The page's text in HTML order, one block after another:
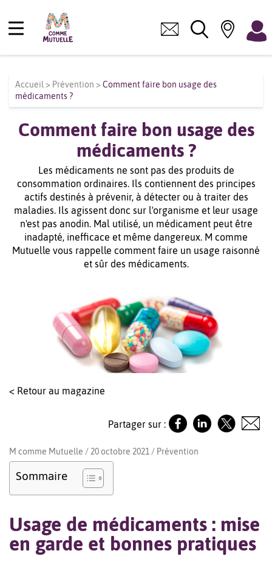
Accueil > Prévention > Comment faire bon usage des
médicaments ?
Comment faire bon usage des
médicaments ?
Les médicaments ne sont pas des produits de
consommation ordinaires. Ils contiennent des principes
actifs destinés à prévenir, à détecter ou à traiter des
maladies. Ils agissent donc sur l'organisme et leur usage
n'est pas anodin. Mal utilisé, un médicament peut être
inadapté, inefficace et même dangereux. M comme
Mutuelle vous rappelle comment faire un usage raisonné
et sûr des médicaments.
< Retour au magazine
Partager sur :
M comme Mutuelle / 20 octobre 2021 / Prévention
Sommaire
Usage de médicaments : mise
en garde et bonnes pratiques